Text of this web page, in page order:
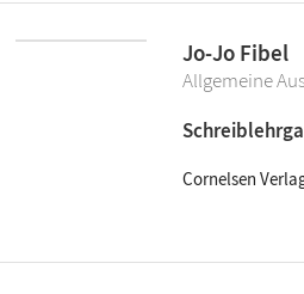
Jo-Jo Fibel
Allgemeine
Cornelsen